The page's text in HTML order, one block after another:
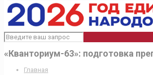
«Кванториум-63»: подготовка
Главная